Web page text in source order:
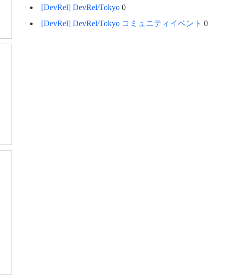
[DevRel] DevRel/Tokyo 0
[DevRel] DevRel/Tokyo コミュニティイベント 0